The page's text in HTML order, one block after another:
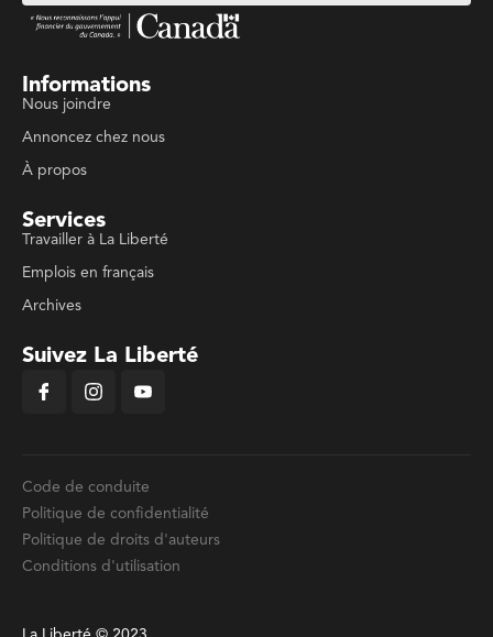
Informations
Nous joindre
Annoncez chez nous
À propos
Services
Travailler à La Liberté
Emplois en français
Archives
Suivez La Liberté
Code de conduite
Politique de confidentialité
Politique de droits d'auteurs
Conditions d'utilisation